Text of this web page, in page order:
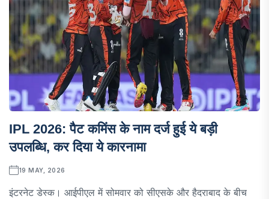
IPL 2026: पैट कमिंस के नाम दर्ज हुई ये बड़ी
उपलब्धि, कर दिया ये कारनामा
19 MAY, 2026
इंटरनेट डेस्क। आईपीएल में सोमवार को सीएसके और हैदराबाद के बीच